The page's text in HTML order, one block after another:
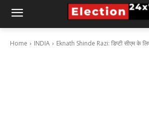
Home INDIA Eknath Shinde Razi: डिप्टी सीएम के